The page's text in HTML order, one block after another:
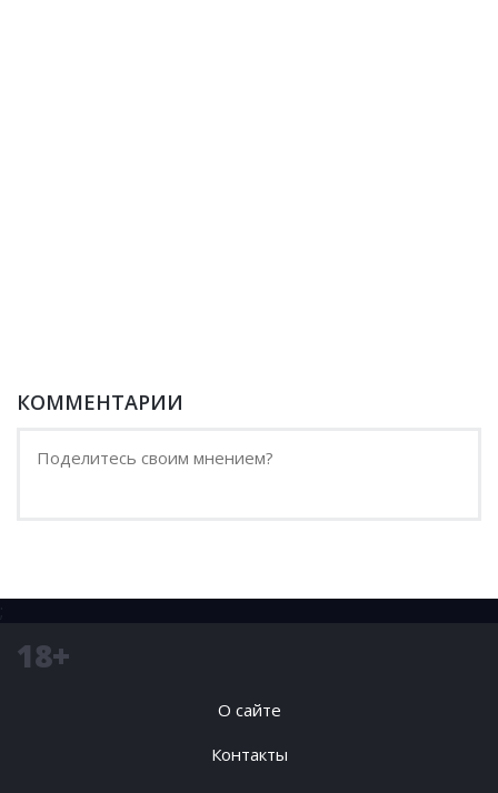
КОММЕНТАРИИ
;
18+
О сайте
Контакты